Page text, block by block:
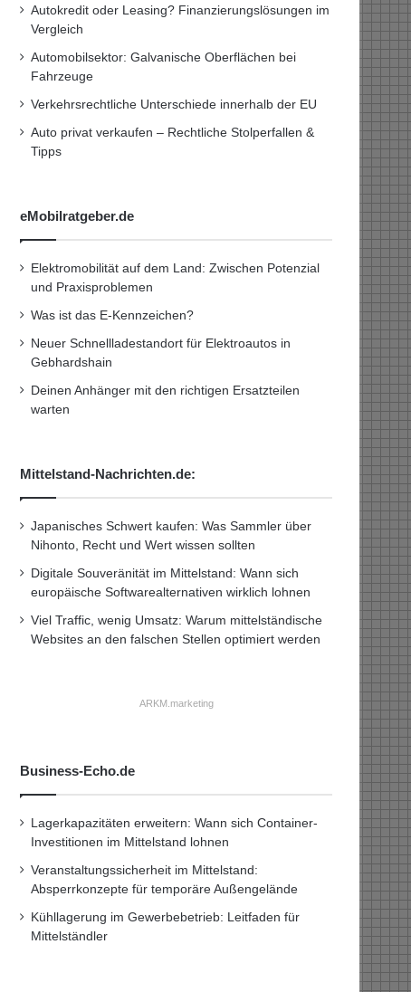
Autokredit oder Leasing? Finanzierungslösungen im
Vergleich
Automobilsektor: Galvanische Oberflächen bei
Fahrzeuge
Verkehrsrechtliche Unterschiede innerhalb der EU
Auto privat verkaufen – Rechtliche Stolperfallen &
Tipps
eMobilratgeber.de
Elektromobilität auf dem Land: Zwischen Potenzial
und Praxisproblemen
Was ist das E-Kennzeichen?
Neuer Schnellladestandort für Elektroautos in
Gebhardshain
Deinen Anhänger mit den richtigen Ersatzteilen
warten
Mittelstand-Nachrichten.de:
Japanisches Schwert kaufen: Was Sammler über
Nihonto, Recht und Wert wissen sollten
Digitale Souveränität im Mittelstand: Wann sich
europäische Softwarealternativen wirklich lohnen
Viel Traffic, wenig Umsatz: Warum mittelständische
Websites an den falschen Stellen optimiert werden
ARKM.marketing
Business-Echo.de
Lagerkapazitäten erweitern: Wann sich Container-
Investitionen im Mittelstand lohnen
Veranstaltungssicherheit im Mittelstand:
Absperrkonzepte für temporäre Außengelände
Kühllagerung im Gewerbebetrieb: Leitfaden für
Mittelständler